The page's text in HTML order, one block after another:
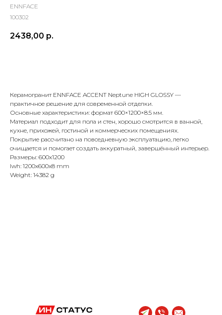
ENNFACE
100302
2438,00 р.
Керамогранит ENNFACE ACCENT Neptune HIGH GLOSSY —
практичное решение для современной отделки.
Основные характеристики: формат 600×1200×8.5 мм.
Материал подходит для пола и стен, хорошо смотрится в ванной,
кухне, прихожей, гостиной и коммерческих помещениях.
Покрытие рассчитано на повседневную эксплуатацию, легко
очищается и помогает создать аккуратный, завершённый интерьер.
Размеры: 600x1200
lwh: 1200x600x8 mm
Weight: 14382 g